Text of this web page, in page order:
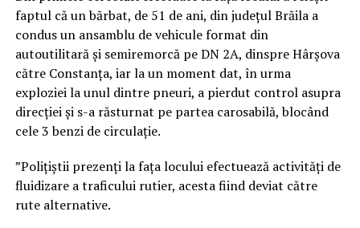
faptul că un bărbat, de 51 de ani, din județul Brăila a
condus un ansamblu de vehicule format din
autoutilitară și semiremorcă pe DN 2A, dinspre Hârșova
către Constanța, iar la un moment dat, în urma
exploziei la unul dintre pneuri, a pierdut control asupra
direcției și s-a răsturnat pe partea carosabilă, blocând
cele 3 benzi de circulație.
”Polițiștii prezenți la fața locului efectuează activități de
fluidizare a traficului rutier, acesta fiind deviat către
rute alternative.